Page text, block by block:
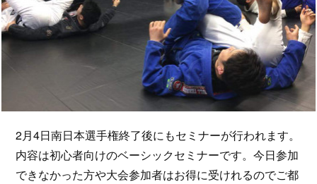
2月4日南日本選手権終了後にもセミナーが行われます。
内容は初心者向けのベーシックセミナーです。今日参加
できなかった方や大会参加者はお得に受けれるのでご都